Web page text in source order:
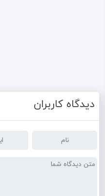
دیدگاه کاربران